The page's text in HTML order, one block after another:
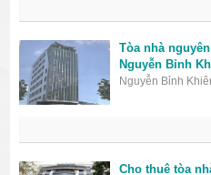
Tòa nhà
Nguyễn Bỉnh
Nguyễn Bỉnh
Cho thuê tòa